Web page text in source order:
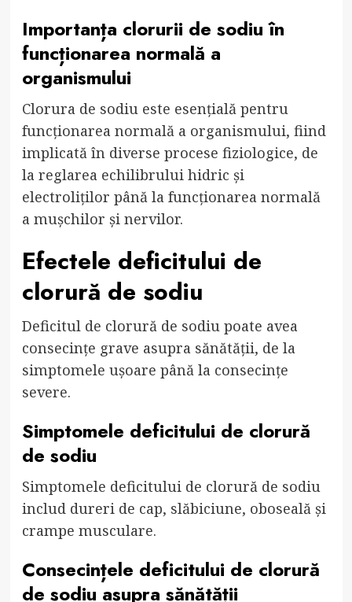
Importanța clorurii de sodiu în
funcționarea normală a
organismului
Clorura de sodiu este esențială pentru
funcționarea normală a organismului, fiind
implicată în diverse procese fiziologice, de
la reglarea echilibrului hidric și
electroliților până la funcționarea normală
a mușchilor și nervilor.
Efectele deficitului de
clorură de sodiu
Deficitul de clorură de sodiu poate avea
consecințe grave asupra sănătății, de la
simptomele ușoare până la consecințe
severe.
Simptomele deficitului de clorură
de sodiu
Simptomele deficitului de clorură de sodiu
includ dureri de cap, slăbiciune, oboseală și
crampe musculare.
Consecințele deficitului de clorură
de sodiu asupra sănătății